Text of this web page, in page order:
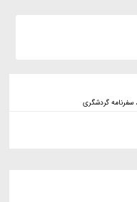
سفرنامه گردشگری